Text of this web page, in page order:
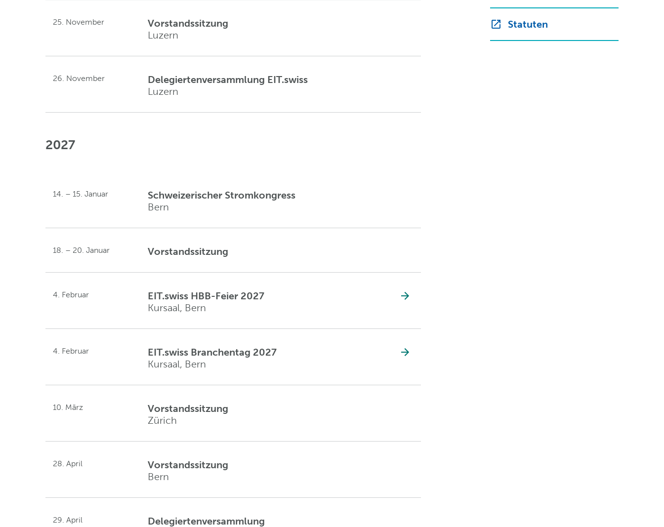
25. November
Vorstandssitzung
Luzern
26. November
Delegiertenversammlung EIT.swiss
Luzern
2027
14. – 15. Januar
Schweizerischer Stromkongress
Bern
18. – 20. Januar Vorstandssitzung
4. Februar
EIT.swiss HBB-Feier 2027
Kursaal, Bern
4. Februar
EIT.swiss Branchentag 2027
Kursaal, Bern
10. März
Vorstandssitzung
Zürich
28. April
Vorstandssitzung
Bern
29. April
Delegiertenversammlung
Statuten